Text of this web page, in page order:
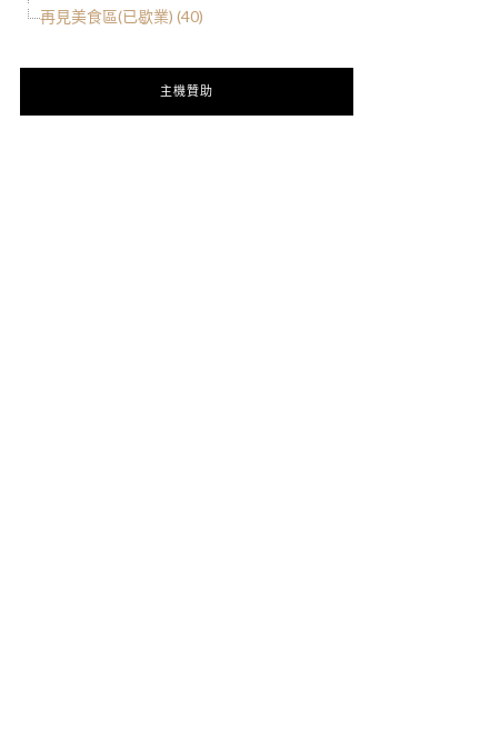
再見美食區(已歇業) (40)
主機贊助